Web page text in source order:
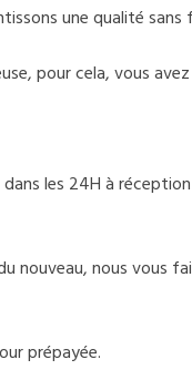
une qualité sans
pour cela, vous
les 24H à
nouveau, nous vous
prépayée.